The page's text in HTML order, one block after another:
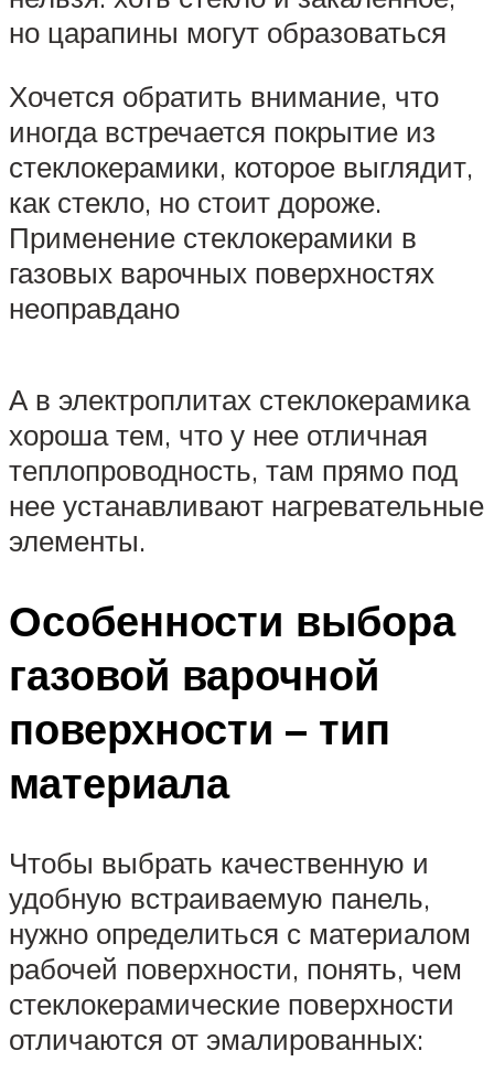
но царапины могут образоваться
Хочется обратить внимание, что
иногда встречается покрытие из
стеклокерамики, которое выглядит,
как стекло, но стоит дороже.
Применение стеклокерамики в
газовых варочных поверхностях
неоправдано
А в электроплитах стеклокерамика
хороша тем, что у нее отличная
теплопроводность, там прямо под
нее устанавливают нагревательные
элементы.
Особенности выбора
газовой варочной
поверхности – тип
материала
Чтобы выбрать качественную и
удобную встраиваемую панель,
нужно определиться с материалом
рабочей поверхности, понять, чем
стеклокерамические поверхности
отличаются от эмалированных: